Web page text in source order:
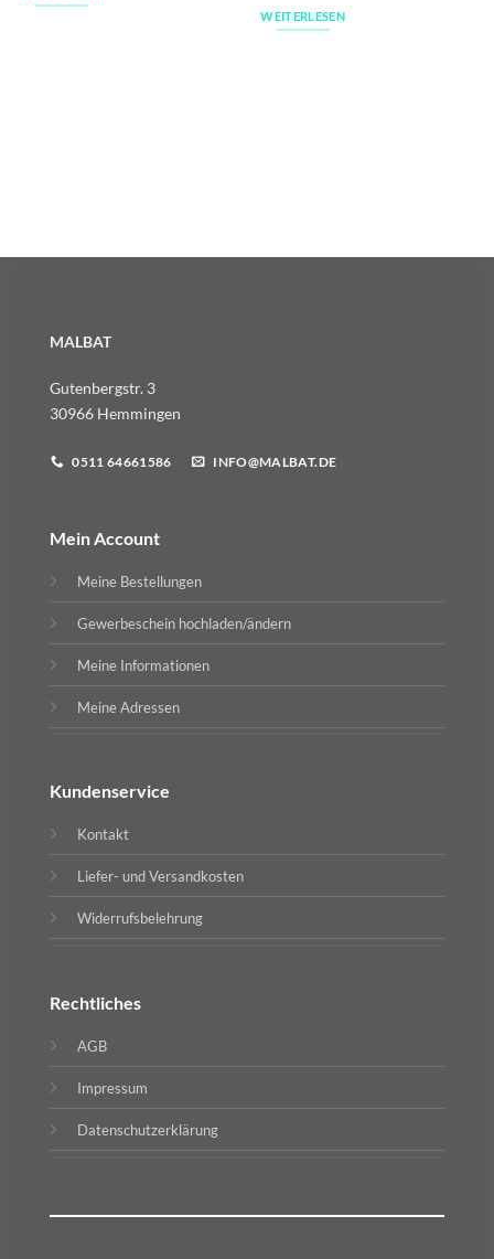
WEITERLESEN
MALBAT
Gutenbergstr. 3
30966 Hemmingen
0511 64661586 INFO@MALBAT.DE
Mein Account
Meine Bestellungen
Gewerbeschein hochladen/ändern
Meine Informationen
Meine Adressen
Kundenservice
Kontakt
Liefer- und Versandkosten
Widerrufsbelehrung
Rechtliches
AGB
Impressum
Datenschutzerklärung